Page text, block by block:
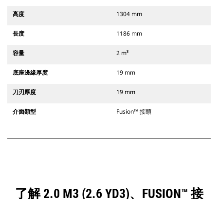
高度 1304 mm
長度 1186 mm
容量 2 m³
底座邊緣厚度 19 mm
刀刃厚度 19 mm
介面類型 Fusion™ 接頭
了解 2.0 M3 (2.6 YD3)、FUSION™ 接